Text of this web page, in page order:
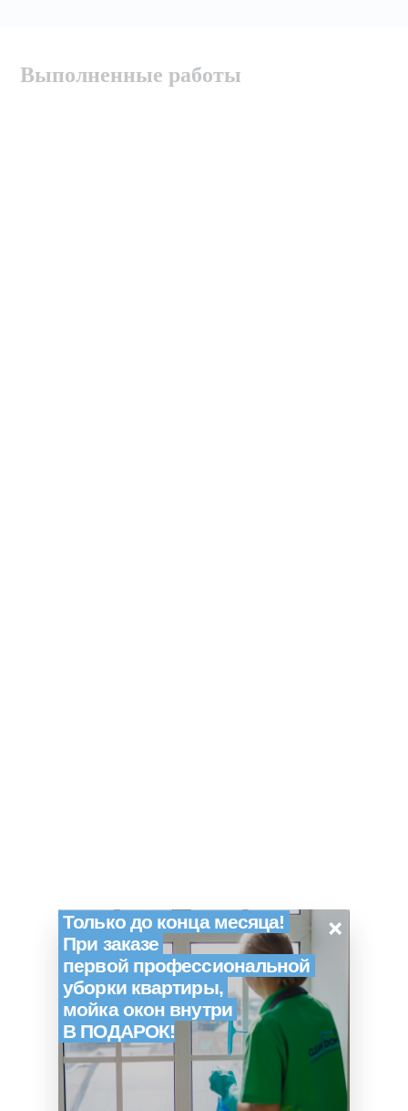
Выполненные работы
Только до конца месяца!
При заказе
первой профессиональной
уборки квартиры,
мойка окон внутри
В ПОДАРОК!
×